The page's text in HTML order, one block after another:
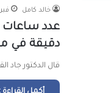
خالد كامل فبراير
دقيقة في
قال الدكتور جاد